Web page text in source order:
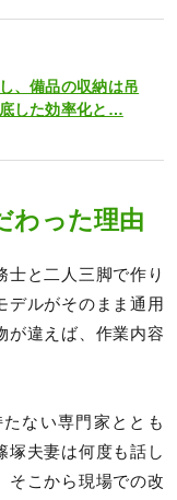
、備品の収納は吊
した効率化と…
わった理由
士と二人三脚で作り
デルがそのまま通用
が違えば、作業内容
ない専門家ととも
塚夫妻は何度も話し
そこから現場での改